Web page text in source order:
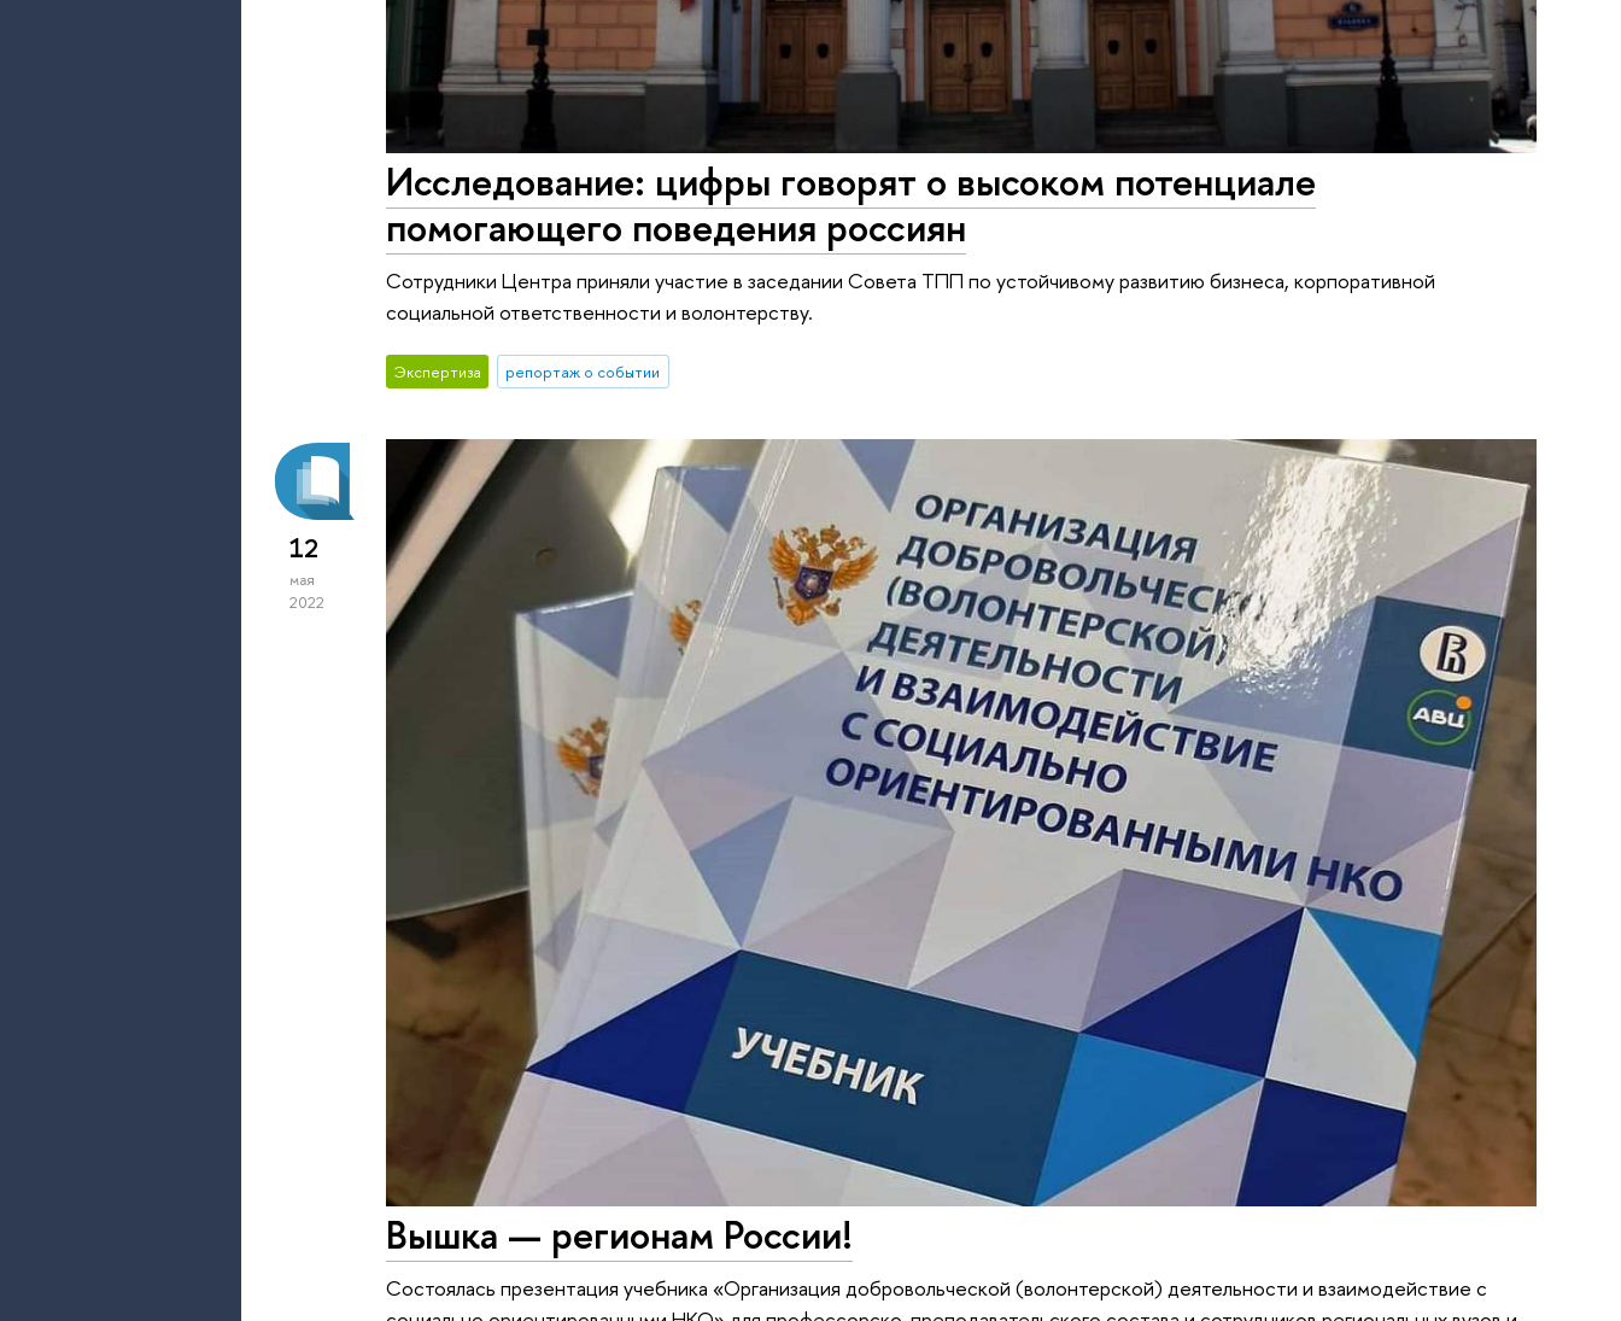
Исследование: цифры говорят о высоком потенциале
помогающего поведения россиян
Сотрудники Центра приняли участие в заседании Совета ТПП по устойчивому развитию бизнеса, корпоративной
социальной ответственности и волонтерству.
Экспертиза репортаж о событии
12
мая
2022
Вышка — регионам России!
Состоялась презентация учебника «Организация добровольческой (волонтерской) деятельности и взаимодействие с